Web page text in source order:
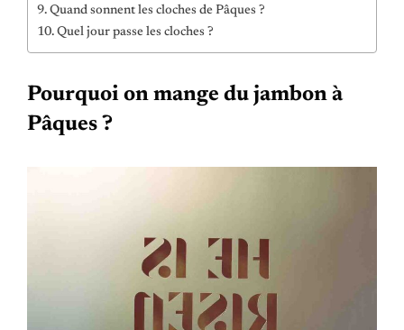
Quand sonnent les cloches de Pâques ?
Quel jour passe les cloches ?
Pourquoi on mange du jambon à
Pâques ?